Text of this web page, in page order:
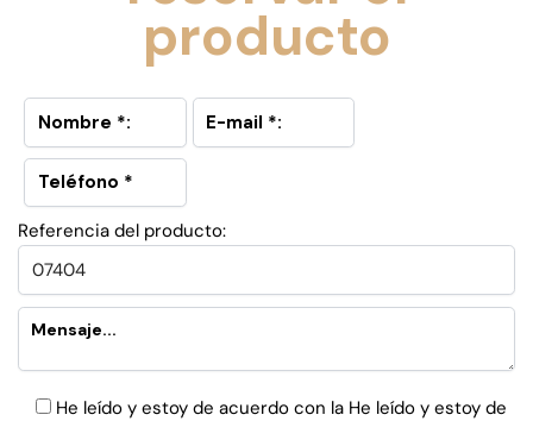
producto
Referencia del producto:
He leído y estoy de acuerdo con la He leído y estoy de